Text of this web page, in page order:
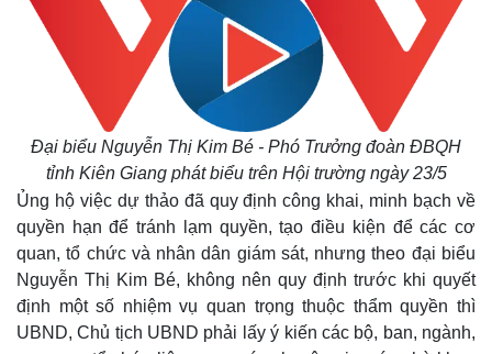
Đại biểu Nguyễn Thị Kim Bé - Phó Trưởng đoàn ĐBQH
tỉnh Kiên Giang phát biểu trên Hội trường ngày 23/5
Ủng hộ việc dự thảo đã quy định công khai, minh bạch về
quyền hạn để tránh lạm quyền, tạo điều kiện để các cơ
quan, tổ chức và nhân dân giám sát, nhưng theo đại biểu
Nguyễn Thị Kim Bé, không nên quy định trước khi quyết
định một số nhiệm vụ quan trọng thuộc thẩm quyền thì
UBND, Chủ tịch UBND phải lấy ý kiến các bộ, ban, ngành,